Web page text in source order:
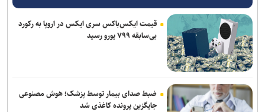
قیمت ایکس‌باکس سری ایکس در اروپا به رکورد
بی‌سابقه ۷۹۹ یورو رسید
ضبط صدای بیمار توسط پزشک؛ هوش مصنوعی
جایگزین پرونده کاغذی شد